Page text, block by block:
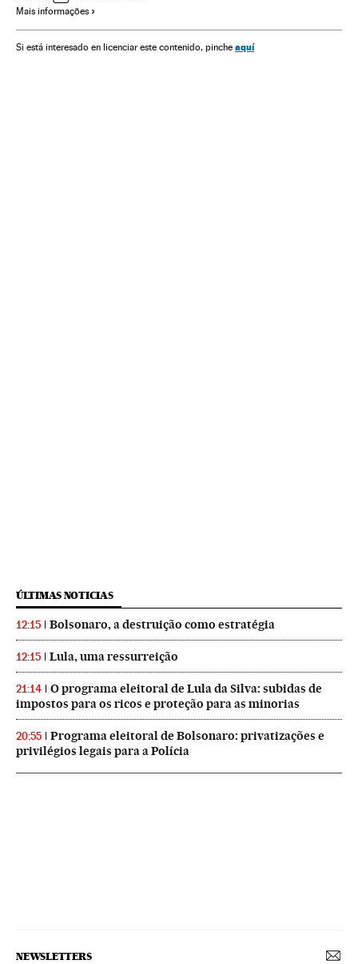
Mais informações
Si está interesado en licenciar este contenido, pinche aquí
ÚLTIMAS NOTICIAS
12:15 Bolsonaro, a destruição como estratégia
12:15 Lula, uma ressurreição
21:14
O programa eleitoral de Lula da Silva: subidas de
impostos para os ricos e proteção para as minorias
20:55
Programa eleitoral de Bolsonaro: privatizações e
privilégios legais para a Polícia
NEWSLETTERS